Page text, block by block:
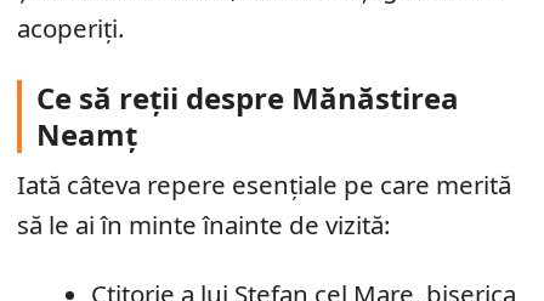
acoperiți.
Ce să reții despre Mănăstirea
Neamț
Iată câteva repere esențiale pe care merită
să le ai în minte înainte de vizită:
Ctitorie a lui Ștefan cel Mare, biserica